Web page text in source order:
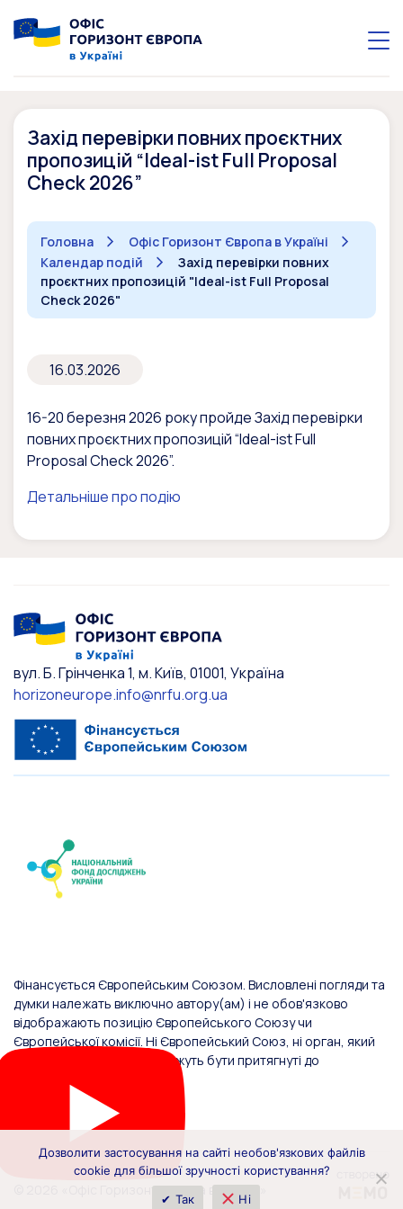
Захід перевірки повних проєктних
пропозицій “Ideal-ist Full Proposal
Check 2026”
Головна
Офіс Горизонт Європа в Україні
Календар подій
Захід перевірки повних
проєктних пропозицій "Ideal-ist Full Proposal
Check 2026"
16.03.2026
16-20 березня 2026 року пройде Захід перевірки
повних проєктних пропозицій “Ideal-ist Full
Proposal Check 2026”.
Детальніше про подію
вул. Б. Грінченка 1, м. Київ, 01001, Україна
horizoneurope.info@nrfu.org.ua
Фінансується Європейським Союзом. Висловлені погляди та
думки належать виключно автору(ам) і не обов'язково
відображають позицію Європейського Союзу чи
Європейської комісії. Ні Європейський Союз, ні орган, який
надав фінансування, не можуть бути притягнуті до
© 2026 «Офіс Горизонт Європа в Україні»
Дозволити застосування на сайті необов'язкових файлів
cookie для більшої зручності користування?
✔ Так
Ні